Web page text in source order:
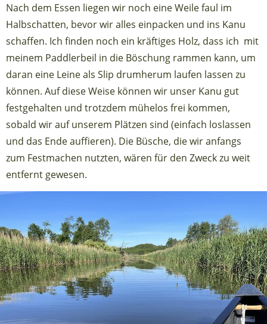
Nach dem Essen liegen wir noch eine Weile faul im
Halbschatten, bevor wir alles einpacken und ins Kanu
schaffen. Ich finden noch ein kräftiges Holz, dass ich mit
meinem Paddlerbeil in die Böschung rammen kann, um
daran eine Leine als Slip drumherum laufen lassen zu
können. Auf diese Weise können wir unser Kanu gut
festgehalten und trotzdem mühelos frei kommen,
sobald wir auf unserem Plätzen sind (einfach loslassen
und das Ende auffieren). Die Büsche, die wir anfangs
zum Festmachen nutzten, wären für den Zweck zu weit
entfernt gewesen.